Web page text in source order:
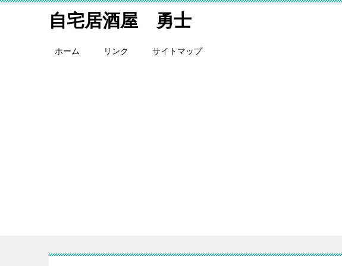
自宅居酒屋 勇士
ホーム リンク サイトマップ